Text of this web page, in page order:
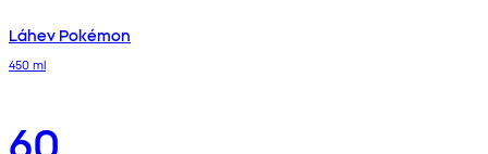
Láhev Pokémon
450 ml
60